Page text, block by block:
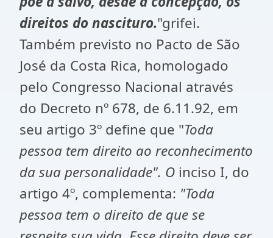
direitos do nascituro."grifei.
Também previsto no Pacto de São
José da Costa Rica, homologado
pelo Congresso Nacional através
do Decreto nº 678, de 6.11.92, em
seu artigo 3º define que "Toda
pessoa tem direito ao reconhecimento
da sua personalidade". O inciso I, do
artigo 4º, complementa: "Toda
pessoa tem o direito de que se